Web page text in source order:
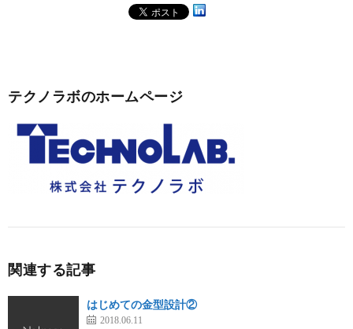
テクノラボのホームページ
関連する記事
はじめての金型設計②
2018.06.11